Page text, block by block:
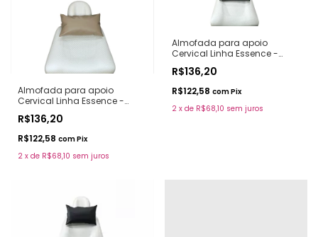
Almofada para apoio
Cervical Linha Essence -
R$136,20
R$122,58 comPix
2 x de R$68,10 sem juros
Almofada para apoio
Cervical Linha Essence -
R$136,20
R$122,58 comPix
2 x de R$68,10 sem juros